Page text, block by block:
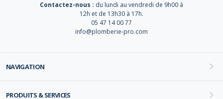
Contactez-nous : du lundi au vendredi de 9h00 à
12h et de 13h30 à 17h.
05 47 14 00 77
info@plomberie-pro.com
NAVIGATION
PRODUITS & SERVICES